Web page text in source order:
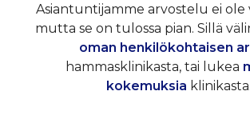
Asiantuntijamme arvostelu ei ole
mutta se on tulossa pian. Sillä
oman henkilökohtaisen
hammasklinikasta, tai lukea
kokemuksia klinikasta.